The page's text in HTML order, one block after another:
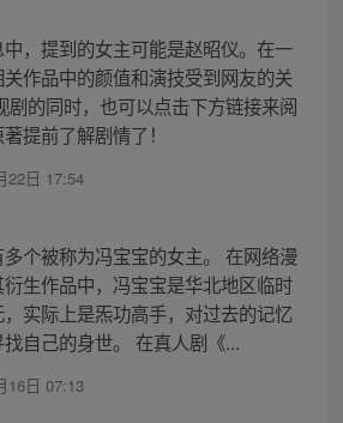
，提到的女主可能是赵昭仪。在一
作品中的颜值和演技受到网友的关
剧的同时，也可以点击下方链接来阅
提前了解剧情了！
22日 17:54
个被称为冯宝宝的女主。 在网络漫
生作品中，冯宝宝是华北地区临时
实际上是炁功高手，对过去的记忆
自己的身世。 在真人剧《...
16日 07:13